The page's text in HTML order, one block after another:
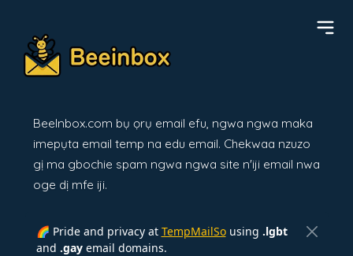
BeeInbox.com bụ ọrụ email efu, ngwa ngwa maka
imepụta email temp na edu email. Chekwaa nzuzo
gị ma gbochie spam ngwa ngwa site n'iji email nwa
oge dị mfe iji.
🌈 Pride and privacy at TempMailSousing .lgbt
and .gayemail domains.